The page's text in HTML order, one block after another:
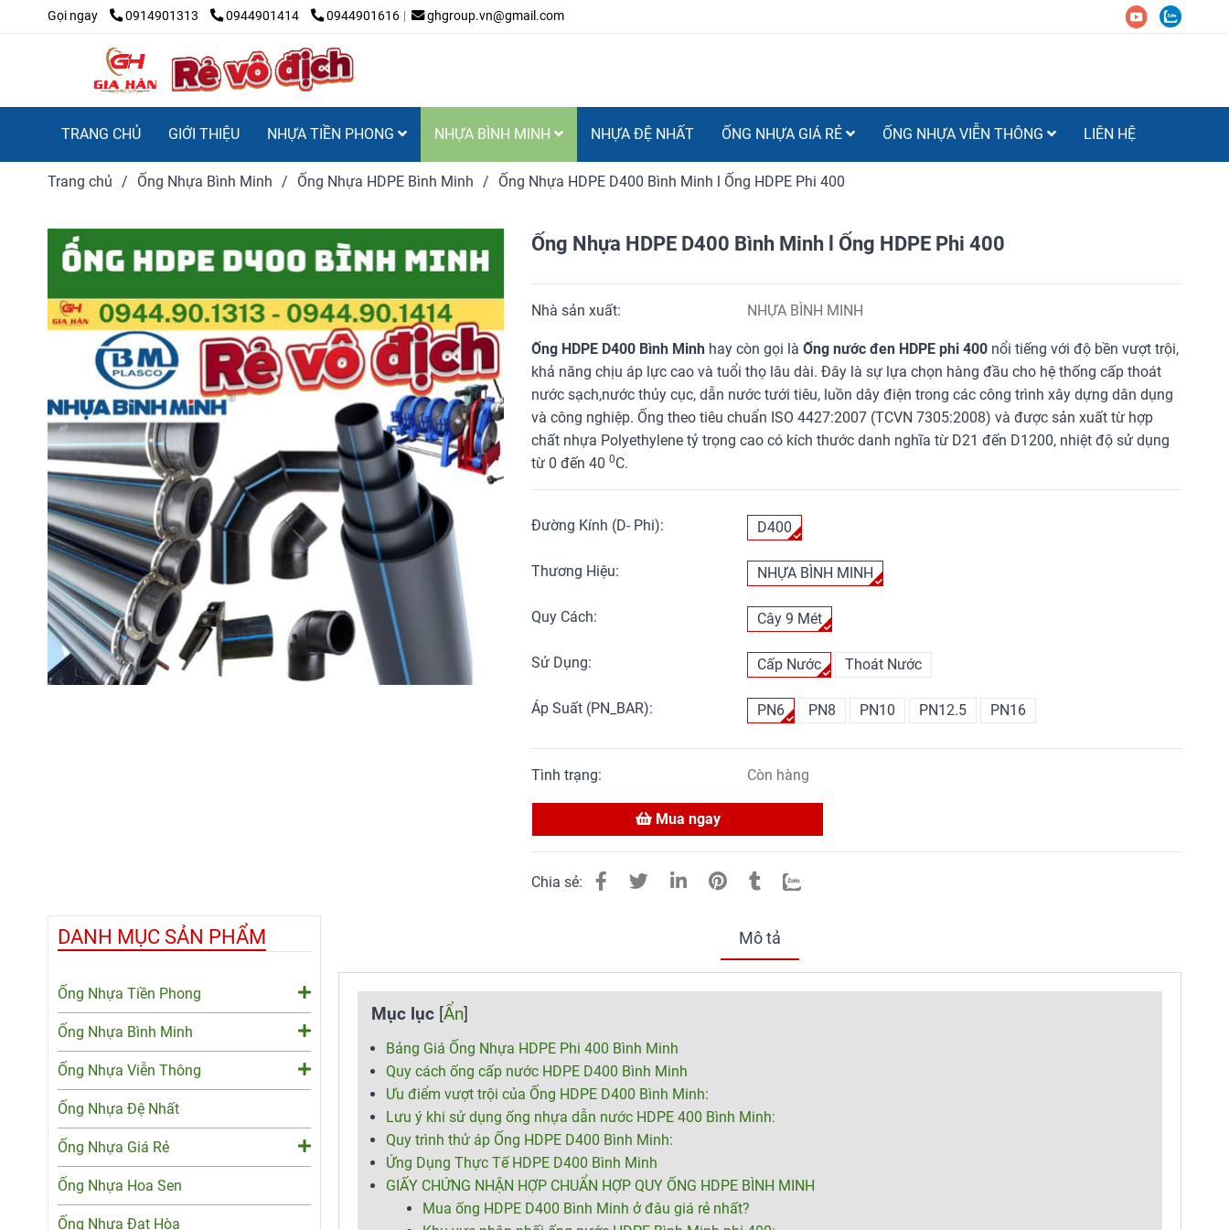
Gọi ngay 0914901313 0944901414 0944901616 ghgroup.vn@gmail.com
TRANG CHỦ GIỚI THIỆU NHỰA TIỀN PHONG NHỰA BÌNH MINH NHỰA ĐỆ NHẤT ỐNG NHỰA GIÁ RẺ ỐNG NHỰA VIỄN THÔNG LIÊN HỆ
Trang chủ / Ống Nhựa Bình Minh / Ống Nhựa HDPE Bình Minh / Ống Nhựa HDPE D400 Bình Minh l Ống HDPE Phi 400
Ống Nhựa HDPE D400 Bình Minh l Ống HDPE Phi 400
Nhà sản xuất: NHỰA BÌNH MINH
Ống HDPE D400 Bình Minh hay còn gọi làỐng nước đen HDPE phi 400 nổi tiếng với độ bền vượt trội,
khả năng chịu áp lực cao và tuổi thọ lâu dài. Đây là sự lựa chọn hàng đầu cho hệ thống cấp thoát
nước sạch,nước thủy cục, dẫn nước tưới tiêu, luồn dây điện trong các công trình xây dựng dân dụng
và công nghiệp. Ống theo tiêu chuẩn ISO 4427:2007 (TCVN 7305:2008) và được sản xuất từ hợp
chất nhựa Polyethylene tỷ trọng cao có kích thước danh nghĩa từ D21 đến D1200, nhiệt độ sử dụng
từ 0 đến 400C.
Đường Kính (D- Phi): D400
Thương Hiệu: NHỰA BÌNH MINH
Quy Cách: Cây 9 Mét
Sử Dụng: Cấp Nước Thoát Nước
Áp Suất (PN_BAR): PN6 PN8 PN10 PN12.5 PN16
Tình trạng: Còn hàng
Mua ngay
Chia sẻ:
Mô tả
Mục lục [Ẩn]
Bảng Giá Ống Nhựa HDPE Phi 400 Bình Minh
Quy cách ống cấp nước HDPE D400 Bình Minh
Ưu điểm vượt trội của Ống HDPE D400 Bình Minh:
Lưu ý khi sử dụng ống nhựa dẫn nước HDPE 400 Bình Minh:
Quy trình thử áp Ống HDPE D400 Bình Minh:
Ứng Dụng Thực Tế HDPE D400 Bình Minh
GIẤY CHỨNG NHẬN HỢP CHUẨN HỢP QUY ỐNG HDPE BÌNH MINH
Mua ống HDPE D400 Bình Minh ở đâu giá rẻ nhất?
DANH MỤC SẢN PHẨM
Ống Nhựa Tiền Phong
Ống Nhựa Bình Minh
Ống Nhựa Viễn Thông
Ống Nhựa Đệ Nhất
Ống Nhựa Giá Rẻ
Ống Nhựa Hoa Sen
Ống Nhựa Đạt Hòa